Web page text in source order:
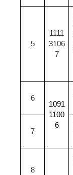
5
1111
3106
7
6
1091
1100
6
7
8